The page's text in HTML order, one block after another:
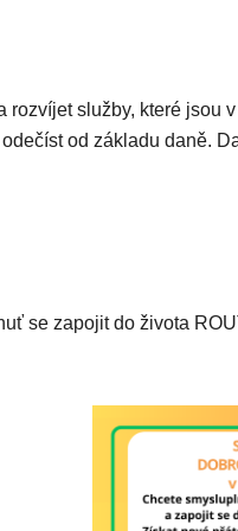
rozvíjet služby, které jsou
od základu daně.
se zapojit do života